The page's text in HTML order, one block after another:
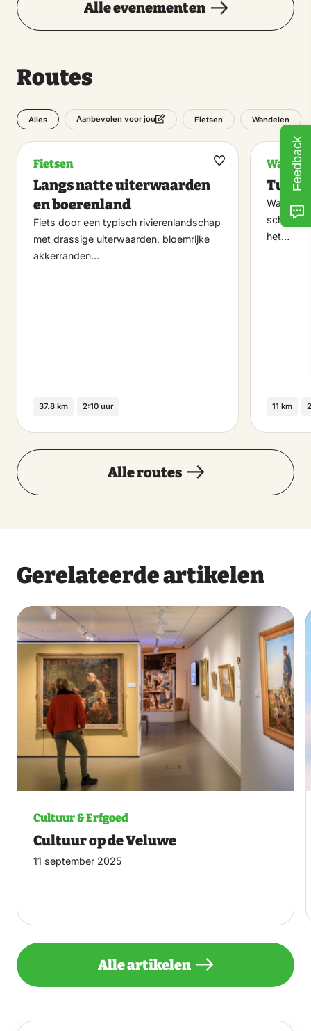
Alle evenementen
Routes
Alles Aanbevolen voor jou Fietsen Wandelen
Fietsen
Langs natte uiterwaarden
en boerenland
Fiets door een typisch rivierenlandschap
met drassige uiterwaarden, bloemrijke
akkerranden…
37.8 km 2:10 uur
Maak
het…
11 km
Alle routes
Gerelateerde artikelen
Cultuur & Erfgoed
Cultuur op de Veluwe
11 september 2025
Alle artikelen
Feedback